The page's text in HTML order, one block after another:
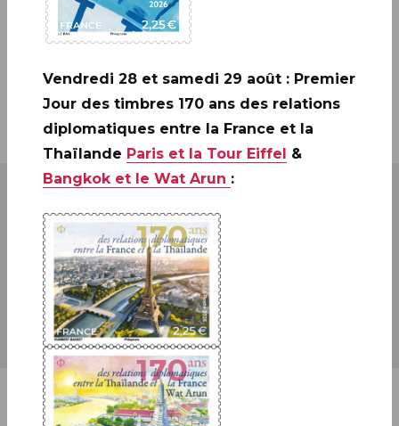
siècle a vu se succéder les expéditions de Vasco de
Gama, Christophe Colomb et, entre 1521 et 1522,
celle de Magellan, qui fait le tour du monde.
Vendredi 28 et samedi 29 août : Premier
Jour des timbres 170 ans des relations
diplomatiques entre la France et la
Thaïlande Paris et la Tour Eiffel &
Bangkok et le Wat Arun :